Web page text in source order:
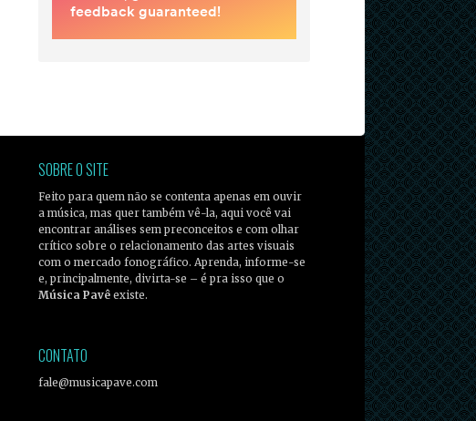
SOBRE O SITE
Feito para quem não se contenta apenas em ouvir
a música, mas quer também vê-la, aqui você vai
encontrar análises sem preconceitos e com olhar
crítico sobre o relacionamento das artes visuais
com o mercado fonográfico. Aprenda, informe-se
e, principalmente, divirta-se – é pra isso que o
Música Pavê existe.
CONTATO
fale@musicapave.com